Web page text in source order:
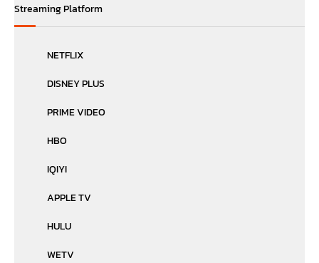
Streaming Platform
NETFLIX
DISNEY PLUS
PRIME VIDEO
HBO
IQIYI
APPLE TV
HULU
WETV